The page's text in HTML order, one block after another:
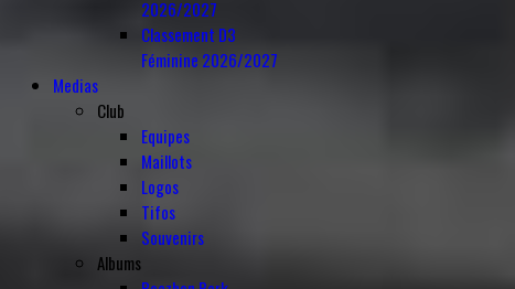
2026/2027
Classement D3
Féminine 2026/2027
Medias
Club
Equipes
Maillots
Logos
Tifos
Souvenirs
Albums